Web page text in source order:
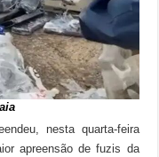
nesta quarta-feira
apreensão de fuzis da